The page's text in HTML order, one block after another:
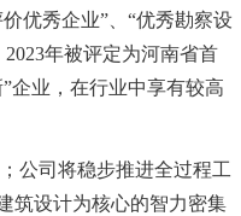
优秀企业”、“优秀勘察设
年被评定为河南省首
企业，在行业中享有较高
公司将稳步推进全过程工
筑设计为核心的智力密集